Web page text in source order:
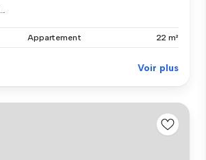
Appartement 22 m²
Voir plus